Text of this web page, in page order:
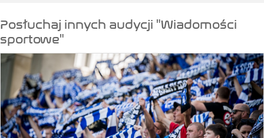
Posłuchaj innych audycji "Wiadomości
sportowe"